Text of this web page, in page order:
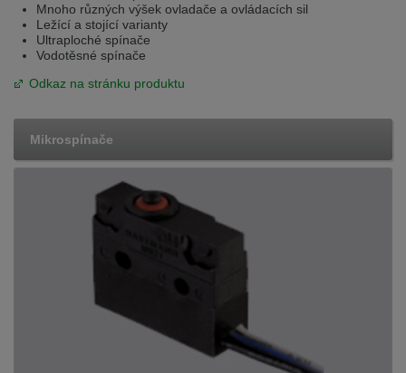
Mnoho různých výšek ovladače a ovládacích sil
Ležící a stojící varianty
Ultraploché spínače
Vodotěsné spínače
Odkaz na stránku produktu
Mikrospínače